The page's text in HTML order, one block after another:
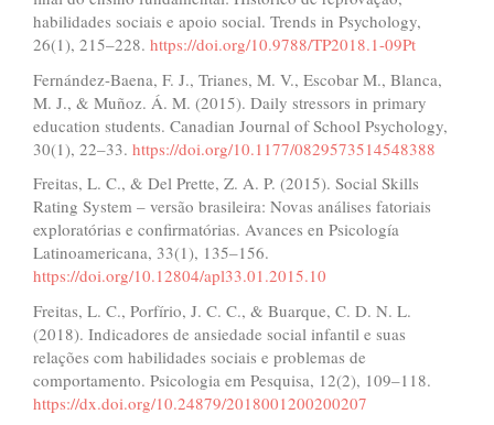
habilidades sociais e apoio social. Trends in Psychology,
26(1), 215–228. https://doi.org/10.9788/TP2018.1-09Pt
Fernández-Baena, F. J., Trianes, M. V., Escobar M., Blanca,
M. J., & Muñoz. Á. M. (2015). Daily stressors in primary
education students. Canadian Journal of School Psychology,
30(1), 22–33. https://doi.org/10.1177/0829573514548388
Freitas, L. C., & Del Prette, Z. A. P. (2015). Social Skills
Rating System – versão brasileira: Novas análises fatoriais
exploratórias e confirmatórias. Avances en Psicología
Latinoamericana, 33(1), 135–156.
https://doi.org/10.12804/apl33.01.2015.10
Freitas, L. C., Porfírio, J. C. C., & Buarque, C. D. N. L.
(2018). Indicadores de ansiedade social infantil e suas
relações com habilidades sociais e problemas de
comportamento. Psicologia em Pesquisa, 12(2), 109–118.
https://dx.doi.org/10.24879/2018001200200207